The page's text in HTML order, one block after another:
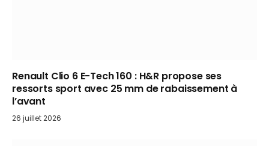
Renault Clio 6 E-Tech 160 : H&R propose ses
ressorts sport avec 25 mm de rabaissement à
l’avant
26 juillet 2026